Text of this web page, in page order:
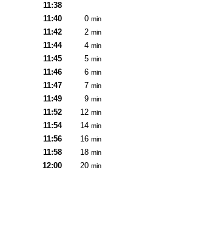
11:38
11:40 0 min
11:42 2 min
11:44 4 min
11:45 5 min
11:46 6 min
11:47 7 min
11:49 9 min
11:52 12 min
11:54 14 min
11:56 16 min
11:58 18 min
12:00 20 min